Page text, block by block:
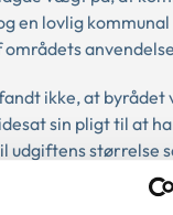
en lovlig
ikke, at byrådet
sin pligt til at
udgiftens størrelse
i forbindelse med